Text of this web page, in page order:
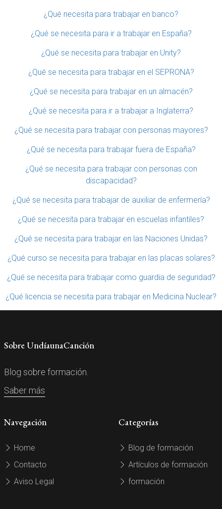
¿Qué necesita para trabajar en banco?
¿Qué se necesita para ir a trabajar en España?
¿Qué se necesita para trabajar en Unity?
¿Qué se necesita para trabajar en el SEPRONA?
¿Qué se necesita para trabajar en un almacén?
¿Qué se necesita para ir a trabajar a Inglaterra?
¿Qué se necesita para trabajar con personas mayores?
¿Qué se necesita para trabajar fuera de España?
¿Qué se necesita para trabajar con personas con
discapacidad?
¿Qué se necesita para trabajar de auxiliar de enfermería?
¿Qué se necesita para trabajar en escuelas infantiles?
¿Qué se necesita para trabajar en las Naciones Unidas?
¿Qué curso se necesita para trabajar en las placas solares?
¿Qué se necesita para trabajar como guardia de seguridad?
¿Qué licencia se necesita para trabajar en Medicina Nuclear?
Sobre UndíaunaCanción
Blog sobre formación.
Saber más
Navegación
Home
Contacto
Aviso Legal
Categorías
Blog de formación
Artículos de formación
formación